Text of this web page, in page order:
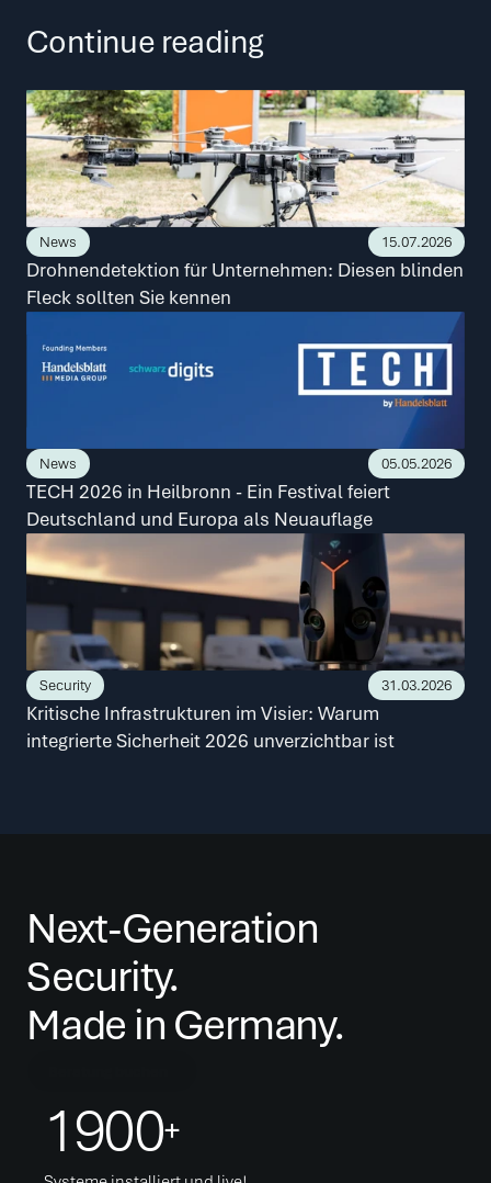
Continue reading
News 15.07.2026
Drohnendetektion für Unternehmen: Diesen blinden
Fleck sollten Sie kennen
News 05.05.2026
TECH 2026 in Heilbronn - Ein Festival feiert
Deutschland und Europa als Neuauflage
Security 31.03.2026
Kritische Infrastrukturen im Visier: Warum
integrierte Sicherheit 2026 unverzichtbar ist
Next-Generation
Security.
Made in Germany.
1900+